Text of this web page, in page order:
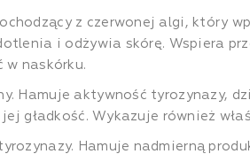
z czerwonej algi, który
i odżywia skórę. Wspiera
w naskórku.
Hamuje aktywność tyrozynazy,
gładkość. Wykazuje również
Hamuje nadmierną